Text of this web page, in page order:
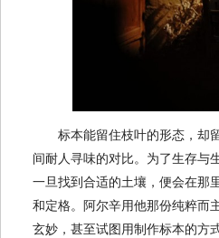
标本能留住枝叶的形态，却
间耐人寻味的对比。为了生存与
一旦找到合适的土壤，便会在那
和定格。阿尔辛用他那份纯粹而
玄妙，甚至试图用制作标本的方